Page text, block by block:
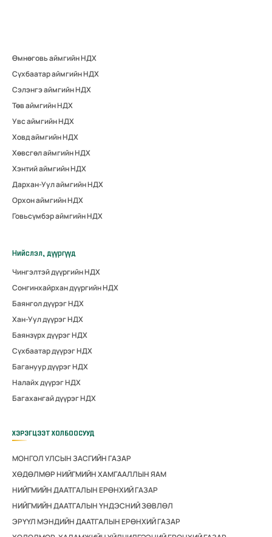
Өмнөговь аймгийн НДХ
Сүхбаатар аймгийн НДХ
Сэлэнгэ аймгийн НДХ
Төв аймгийн НДХ
Увс аймгийн НДХ
Ховд аймгийн НДХ
Хөвсгөл аймгийн НДХ
Хэнтий аймгийн НДХ
Дархан-Уул аймгийн НДХ
Орхон аймгийн НДХ
Говьсүмбэр аймгийн НДХ
Нийслэл, дүүргүүд
Чингэлтэй дүүргийн НДХ
Сонгинхайрхан дүүргийн НДХ
Баянгол дүүрэг НДХ
Хан-Уул дүүрэг НДХ
Баянзүрх дүүрэг НДХ
Сүхбаатар дүүрэг НДХ
Багануур дүүрэг НДХ
Налайх дүүрэг НДХ
Багахангай дүүрэг НДХ
ХЭРЭГЦЭЭТ ХОЛБООСУУД
МОНГОЛ УЛСЫН ЗАСГИЙН ГАЗАР
ХӨДӨЛМӨР НИЙГМИЙН ХАМГААЛЛЫН ЯАМ
НИЙГМИЙН ДААТГАЛЫН ЕРӨНХИЙ ГАЗАР
НИЙГМИЙН ДААТГАЛЫН ҮНДЭСНИЙ ЗӨВЛӨЛ
ЭРҮҮЛ МЭНДИЙН ДААТГАЛЫН ЕРӨНХИЙ ГАЗАР